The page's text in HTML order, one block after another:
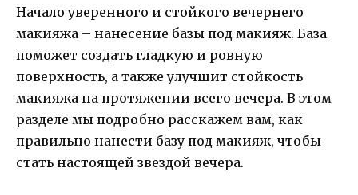
Начало уверенного и стойкого вечернего
макияжа – нанесение базы под макияж. База
поможет создать гладкую и ровную
поверхность, а также улучшит стойкость
макияжа на протяжении всего вечера. В этом
разделе мы подробно расскажем вам, как
правильно нанести базу под макияж, чтобы
стать настоящей звездой вечера.